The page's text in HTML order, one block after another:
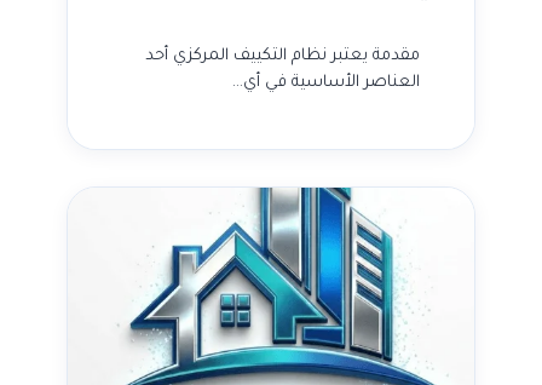
مقدمة يعتبر نظام التكييف المركزي أحد
العناصر الأساسية في أي…